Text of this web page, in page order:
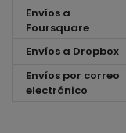
Envíos a
Foursquare
Envíos a Dropbox
Envíos por correo
electrónico